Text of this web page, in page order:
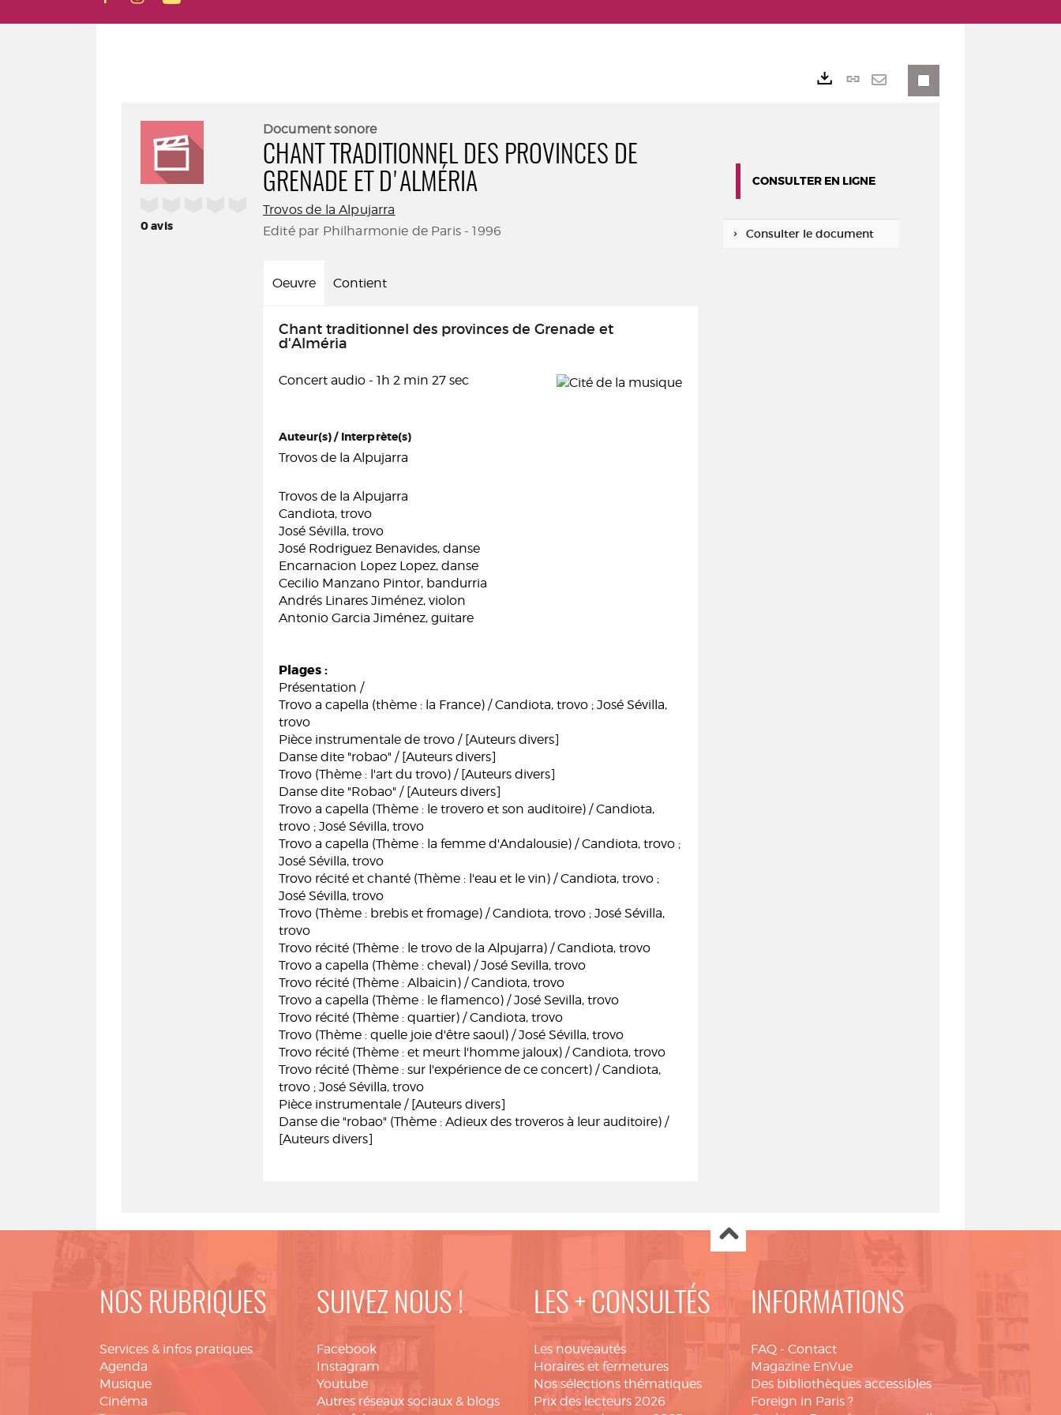
0avis
Document sonore
CHANT TRADITIONNEL DES PROVINCES DE
GRENADE ET D'ALMÉRIA
Trovos de la Alpujarra
Edité par Philharmonie de Paris - 1996
Oeuvre Contient
Chant traditionnel des provinces de Grenade et
d'Alméria
Concert audio - 1h 2 min 27 sec
Auteur(s) / Interprète(s)
Trovos de la Alpujarra
Trovos de la Alpujarra
Candiota, trovo
José Sévilla, trovo
José Rodriguez Benavides, danse
Encarnacion Lopez Lopez, danse
Cecilio Manzano Pintor, bandurria
Andrés Linares Jiménez, violon
Antonio Garcia Jiménez, guitare
Plages :
Présentation /
Trovo a capella (thème : la France) / Candiota, trovo ; José Sévilla,
trovo
Pièce instrumentale de trovo / [Auteurs divers]
Danse dite "robao" / [Auteurs divers]
Trovo (Thème : l'art du trovo) / [Auteurs divers]
Danse dite "Robao" / [Auteurs divers]
Trovo a capella (Thème : le trovero et son auditoire) / Candiota,
trovo ; José Sévilla, trovo
Trovo a capella (Thème : la femme d'Andalousie) / Candiota, trovo ;
José Sévilla, trovo
Trovo récité et chanté (Thème : l'eau et le vin) / Candiota, trovo ;
José Sévilla, trovo
Trovo (Thème : brebis et fromage) / Candiota, trovo ; José Sévilla,
trovo
Trovo récité (Thème : le trovo de la Alpujarra) / Candiota, trovo
Trovo a capella (Thème : cheval) / José Sevilla, trovo
Trovo récité (Thème : Albaicin) / Candiota, trovo
Trovo a capella (Thème : le flamenco) / José Sevilla, trovo
Trovo récité (Thème : quartier) / Candiota, trovo
Trovo (Thème : quelle joie d'être saoul) / José Sévilla, trovo
Trovo récité (Thème : et meurt l'homme jaloux) / Candiota, trovo
Trovo récité (Thème : sur l'expérience de ce concert) / Candiota,
trovo ; José Sévilla, trovo
Pièce instrumentale / [Auteurs divers]
Danse die "robao" (Thème : Adieux des troveros à leur auditoire) /
[Auteurs divers]
Lien
CONSULTER EN LIGNE
Consulter le document
NOS RUBRIQUES
Services & infos pratiques
Agenda
Musique
Cinéma
SUIVEZ NOUS !
Facebook
Instagram
Youtube
Autres réseaux sociaux & blogs
LES + CONSULTÉS
Les nouveautés
Horaires et fermetures
Nos sélections thématiques
Prix des lecteurs 2026
INFORMATIONS
FAQ - Contact
Magazine EnVue
Des bibliothèques accessibles
Foreign in Paris ?